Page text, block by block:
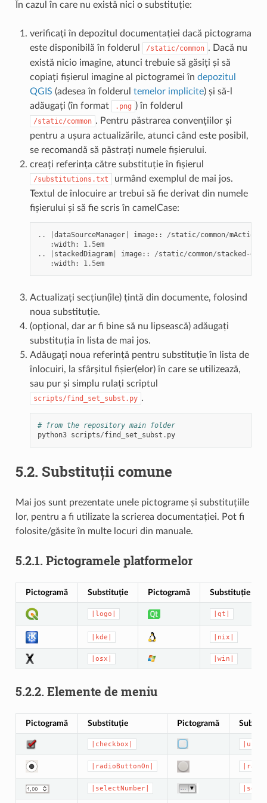
În cazul în care nu există nici o substituție:
verificați în depozitul documentației dacă pictograma
este disponibilă în folderul
/static/common . Dacă nu
există nicio imagine, atunci trebuie să găsiți și să
copiați fișierul imagine al pictogramei în depozitul
QGIS (adesea în folderul temelor implicite) și să-l
adăugați (în format
.png ) în folderul
/static/common . Pentru păstrarea convențiilor și
pentru a ușura actualizările, atunci când este posibil,
se recomandă să păstrați numele fișierului.
creați referința către substituție în fișierul
/substitutions.txt
urmând exemplul de mai jos.
Textul de înlocuire ar trebui să fie derivat din numele
fișierului și să fie scris în camelCase:
.. dataSourceManager| image:: /static/common/
:width: 1.5em
..
stackedDiagram| image:: /static/common/stacked -
:width: 1.5em
Actualizați secțiun(ile) țintă din documente, folosind
noua substituție.
(opțional, dar ar fi bine să nu lipsească) adăugați
substituția în lista de mai jos.
Adăugați noua referință pentru substituție în lista de
înlocuiri, la sfârșitul fișier(elor) în care se utilizează,
sau pur și simplu rulați scriptul
scripts/find_set_subst.py .
# from the repository main folder
python3 scripts/find_set_subst . py
5.2. Substituții comune
Mai jos sunt prezentate unele pictograme și substituțiile
lor, pentru a fi utilizate la scrierea documentației. Pot fi
folosite/găsite în multe locuri din manuale.
5.2.1. Pictogramele platformelor
Pictogramă Substituție Pictogramă Substituție
|logo| |qt|
|kde| |nix|
|osx| |win|
5.2.2. Elemente de meniu
Pictogramă Substituție Pictogramă
|checkbox|
|radioButtonOn|
|selectNumber|